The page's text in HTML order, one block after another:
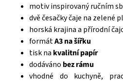
motiv inspirovaný ručním
dvě česačky čaje na zelené
horská krajina a přírodní
formátA3 na šířku
tisk na kvalitní papír
dodáváno bez rámu
vhodné do kuchyně,